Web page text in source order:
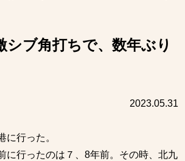
シブ角打ちで、数年ぶり
2023.05.31
行った。
に行ったのは７、8年前。その時、北九